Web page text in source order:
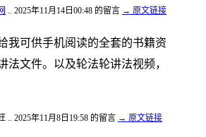
.. 2025年11月14日00:48 的留言 → 原文链接
我可供手机阅读的全套的书籍资
法文件。以及轮法轮讲法视频，
.. 2025年11月8日19:58 的留言 → 原文链接